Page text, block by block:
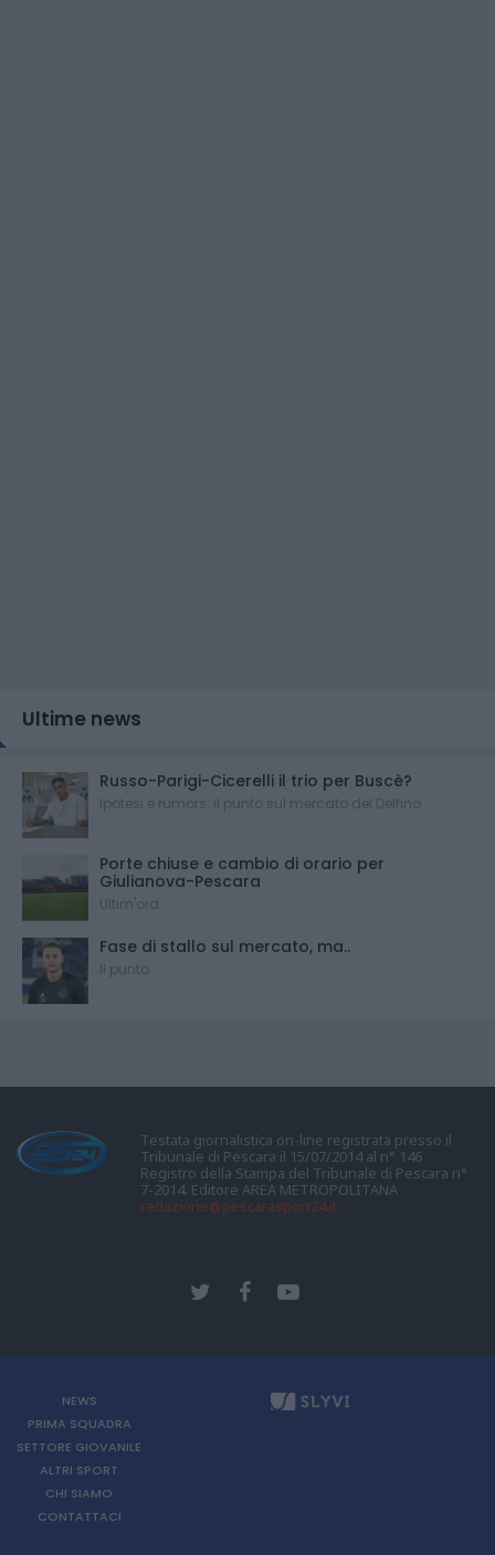
Ultime news
Russo-Parigi-Cicerelli il trio per Buscè?
Ipotesi e rumors: il punto sul mercato del Delfino
Porte chiuse e cambio di orario per
Giulianova-Pescara
Ultim'ora
Fase di stallo sul mercato, ma..
Il punto
Testata giornalistica on-line registrata presso il
Tribunale di Pescara il 15/07/2014 al n° 146
Registro della Stampa del Tribunale di Pescara n°
7-2014. Editore AREA METROPOLITANA
redazione@pescarasport24.it
NEWS
PRIMA SQUADRA
SETTORE GIOVANILE
ALTRI SPORT
CHI SIAMO
CONTATTACI